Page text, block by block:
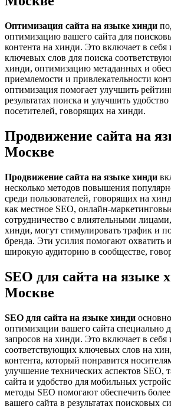
Оптимизация сайта на языке хинди
оптимизацию вашего сайта для
контента на хинди. Это включает в себя
ключевых слов для поиска
хинди, оптимизацию метаданных и
приемлемости и привлекательности
оптимизация помогает улучшить
результатах поиска и улучшить
посетителей, говорящих на хинди.
Продвижение сайта на
Москве
Продвижение сайта на языке хинди
несколько методов повышения
среди пользователей, говорящих на
как местное SEO, онлайн-
сотрудничество с влиятельными
хинди, могут стимулировать трафик и
бренда. Эти усилия помогают охватить
широкую аудиторию в сообществе,
SEO для сайта на языке
Москве
SEO для сайта на языке хинди
оптимизации вашего сайта специально
запросов на хинди. Это включает в себя
соответствующих ключевых слов на
контента, который понравится
улучшение технических аспектов SEO,
сайта и удобство для мобильных
методы SEO помогают обеспечить
вашего сайта в результатах поисковых